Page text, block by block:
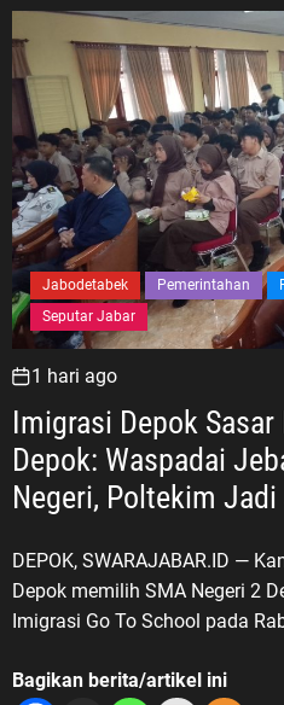
Jabodetabek Pemerintahan
Seputar Jabar
1 hari ago
Imigrasi Depok Sasar
Depok: Waspadai
DEPOK, SWARAJABAR.ID —
Depok memilih SMA Negeri 2
Imigrasi Go To School pada
Bagikan berita/artikel ini